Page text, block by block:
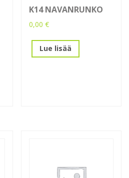
K14 NAVANRUNKO
0,00€
Lue lisää